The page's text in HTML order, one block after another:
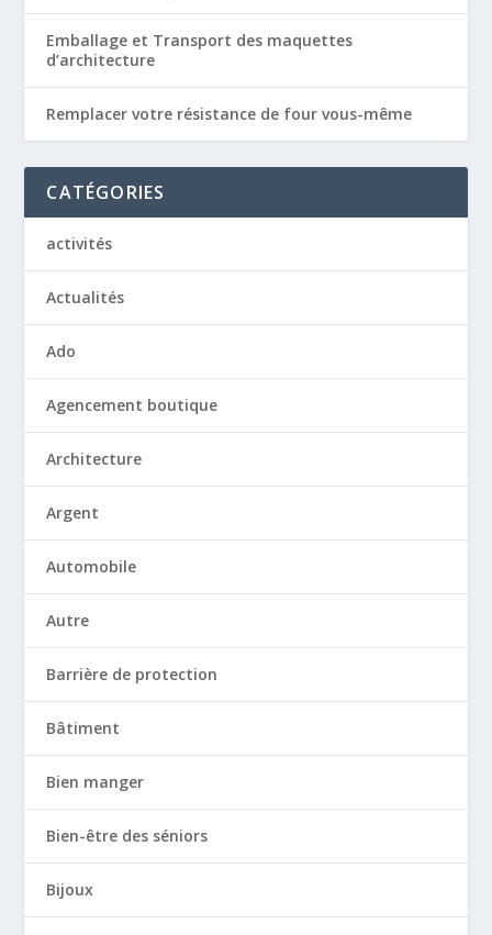
Emballage et Transport des maquettes
d’architecture
Remplacer votre résistance de four vous-même
CATÉGORIES
activités
Actualités
Ado
Agencement boutique
Architecture
Argent
Automobile
Autre
Barrière de protection
Bâtiment
Bien manger
Bien-être des séniors
Bijoux